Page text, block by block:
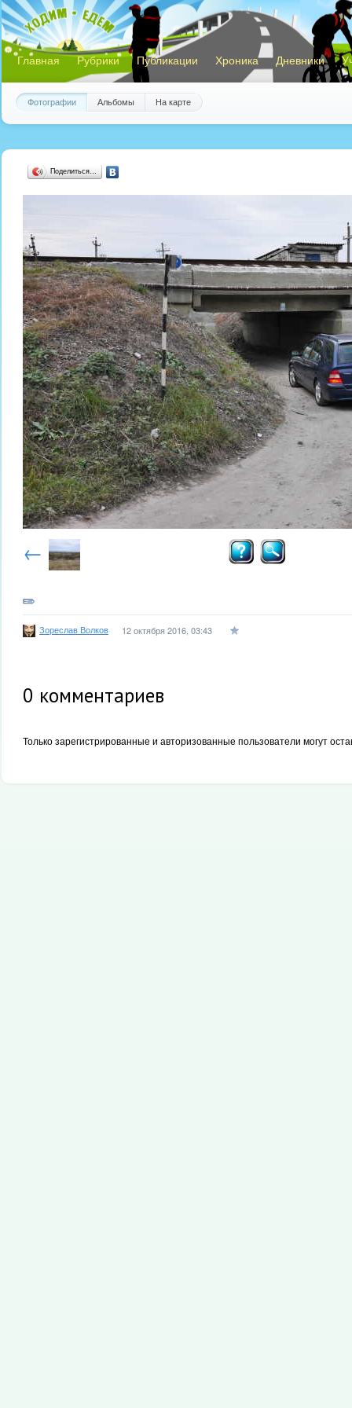
Главная Рубрики Публикации Хроника Дневники
Фотографии Альбомы На карте
Поделиться…
←
Зореслав Волков 12 октября 2016, 03:43
0 комментариев
Только зарегистрированные и авторизованные пользователи могут